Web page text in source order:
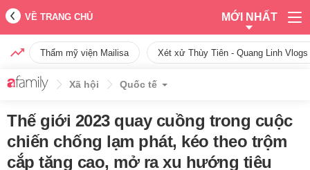
VỀ TRANG CHỦ MỚI NHẤT
Thẩm mỹ viện Mailisa Xét xử Thùy Tiên - Quang Linh
Xã hội Quốc tế
Thế giới 2023 quay cuồng trong cuộc
chiến chống lạm phát, kéo theo trộm
cắp tăng cao, mở ra xu hướng tiêu